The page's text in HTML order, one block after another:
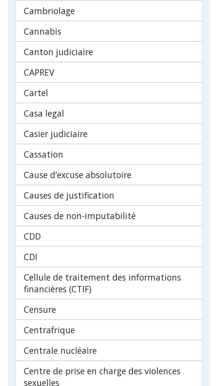
Cambriolage
Cannabis
Canton judiciaire
CAPREV
Cartel
Casa legal
Casier judiciaire
Cassation
Cause d’excuse absolutoire
Causes de justification
Causes de non-imputabilité
CDD
CDI
Cellule de traitement des informations
financières (CTIF)
Censure
Centrafrique
Centrale nucléaire
Centre de prise en charge des violences
sexuelles